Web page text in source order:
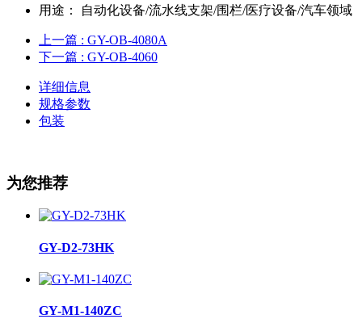
用途：
自动化设备/流水线支架/围栏/医疗设备/汽车领域
上一篇 : GY-OB-4080A
下一篇 : GY-OB-4060
详细信息
规格参数
包装
为您推荐
GY-D2-73HK
GY-M1-140ZC